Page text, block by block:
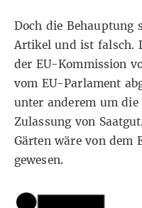
Doch die Behauptung
Artikel und ist falsch.
der EU-Kommission
vom EU-Parlament
unter anderem um die
Zulassung von
Gärten wäre von dem
gewesen.